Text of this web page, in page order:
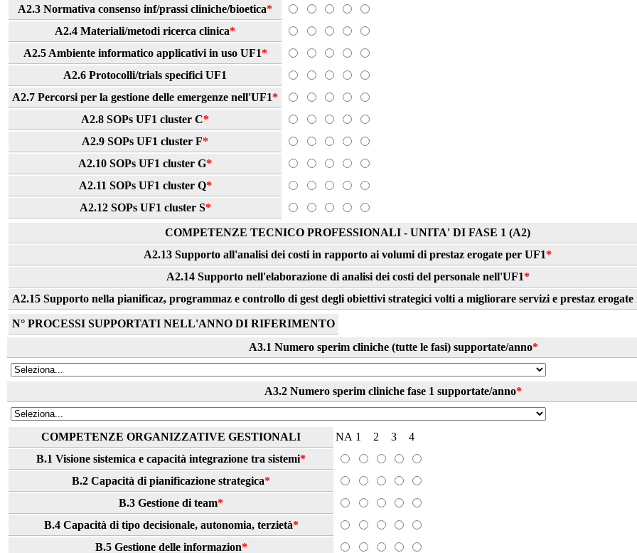
A2.3 Normativa consenso inf/prassi cliniche/bioetica*
A2.4 Materiali/metodi ricerca clinica*
A2.5 Ambiente informatico applicativi in uso UF1*
A2.6 Protocolli/trials specifici UF1
A2.7 Percorsi per la gestione delle emergenze nell'UF1*
A2.8 SOPs UF1 cluster C*
A2.9 SOPs UF1 cluster F*
A2.10 SOPs UF1 cluster G*
A2.11 SOPs UF1 cluster Q*
A2.12 SOPs UF1 cluster S*
COMPETENZE TECNICO PROFESSIONALI - UNITA' DI FASE 1 (A2)
A2.13 Supporto all'analisi dei costi in rapporto ai volumi di prestaz erogate per UF1*
A2.14 Supporto nell'elaborazione di analisi dei costi del personale nell'UF1*
A2.15 Supporto nella pianificaz, programmaz e controllo di gest degli obiettivi strategici volti a migliorare servizi e prestaz
N° PROCESSI SUPPORTATI NELL'ANNO DI RIFERIMENTO
A3.1 Numero sperim cliniche (tutte le fasi) supportate/anno*
A3.2 Numero sperim cliniche fase 1 supportate/anno*
COMPETENZE ORGANIZZATIVE GESTIONALI NA 1 2 3
4
B.1 Visione sistemica e capacità integrazione tra sistemi*
B.2 Capacità di pianificazione strategica*
B.3 Gestione di team*
B.4 Capacità di tipo decisionale, autonomia, terzietà*
B.5 Gestione delle informazion*